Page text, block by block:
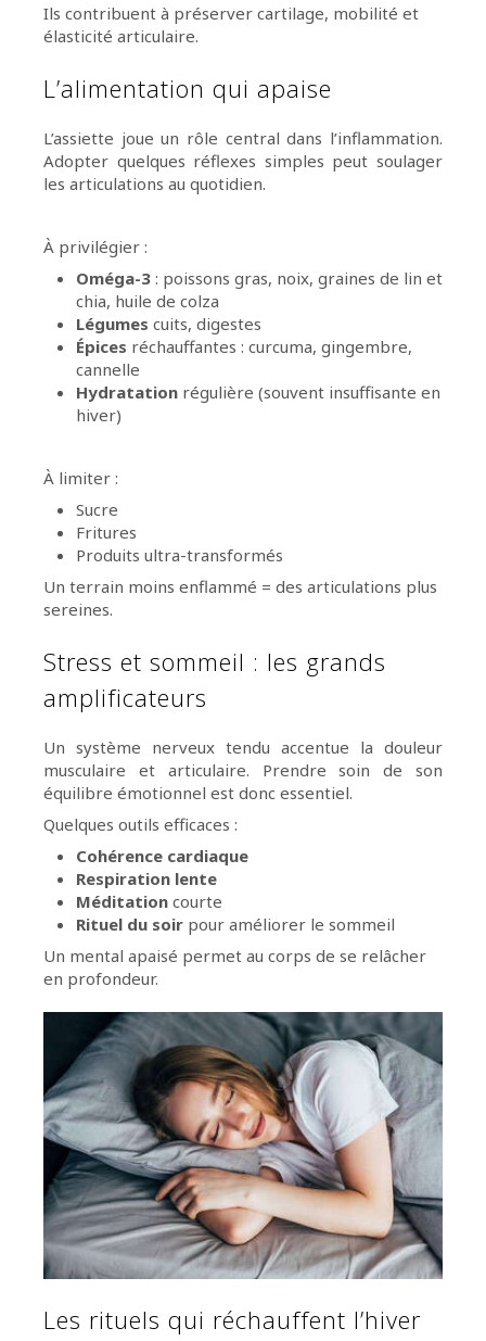
Ils contribuent à préserver cartilage, mobilité et
élasticité articulaire.
L’alimentation qui apaise
L’assiette joue un rôle central dans l’inflammation.
Adopter quelques réflexes simples peut soulager
les articulations au quotidien.
À privilégier :
Oméga-3 : poissons gras, noix, graines de lin et
chia, huile de colza
Légumes cuits, digestes
Épices réchauffantes : curcuma, gingembre,
cannelle
Hydratation régulière (souvent insuffisante en
hiver)
À limiter :
Sucre
Fritures
Produits ultra-transformés
Un terrain moins enflammé = des articulations plus
sereines.
Stress et sommeil : les grands
amplificateurs
Un système nerveux tendu accentue la douleur
musculaire et articulaire. Prendre soin de son
équilibre émotionnel est donc essentiel.
Quelques outils efficaces :
Cohérence cardiaque
Respiration lente
Méditation courte
Rituel du soir pour améliorer le sommeil
Un mental apaisé permet au corps de se relâcher
en profondeur.
Les rituels qui réchauffent l’hiver